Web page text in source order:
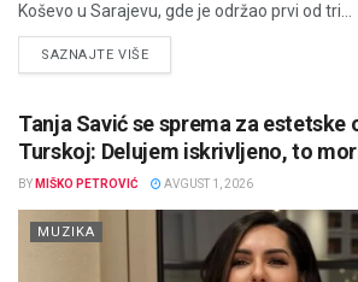
Koševo u Sarajevu, gde je održao prvi od tri...
SAZNAJTE VIŠEDETAILS
Tanja Savić se sprema za estetske
Turskoj: Delujem iskrivljeno, to
BY MIŠKO PETROVIĆ AVGUST 1, 2026
MUZIKA